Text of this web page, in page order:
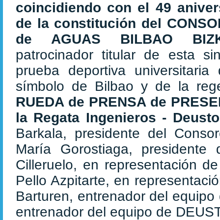
coincidiendo con el 49
de la constitución del
de AGUAS BILBAO
patrocinador titular de esta
prueba deportiva
símbolo de Bilbao y de la
RUEDA de PRENSA de
la Regata Ingenieros - Deusto
Barkala, presidente del
María Gorostiaga,
Cilleruelo, en representación
Pello Azpitarte, en
Barturen, entrenador del
entrenador del equipo de